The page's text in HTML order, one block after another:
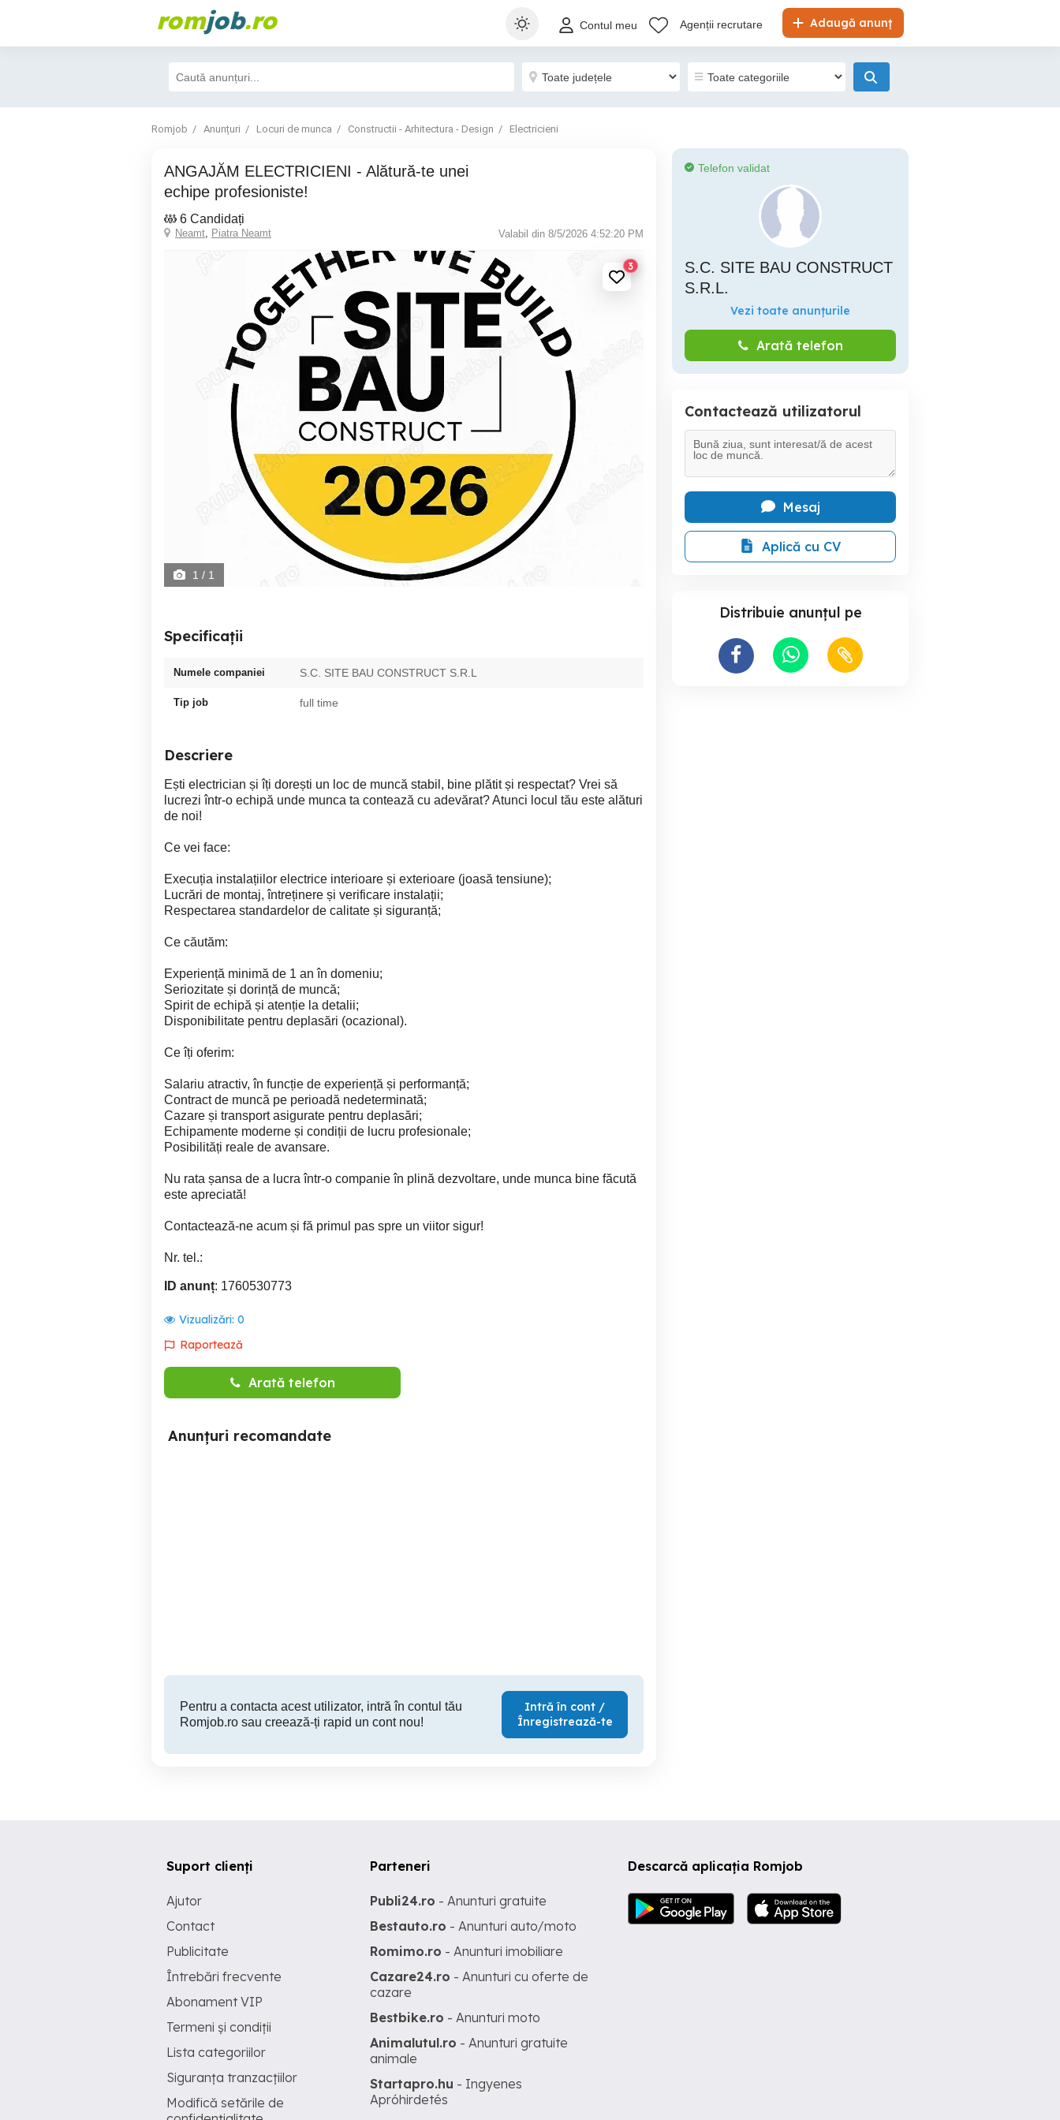
romjob.ro Adaugă anunț
Contul meu Agenții recrutare
Romjob Anunțuri Locuri de munca Constructii - Arhitectura - Design Electricieni
ANGAJĂM ELECTRICIENI - Alătură-te unei
echipe profesioniste!
6 Candidați
Neamt, Piatra Neamt Valabil din 8/5/2026 4:52:20 PM
3
1 / 1
Specificații
Numele companiei S.C. SITE BAU CONSTRUCT S.R.L
Tip job full time
Descriere
Ești electrician și îți dorești un loc de muncă stabil, bine plătit și respectat? Vrei să
lucrezi într-o echipă unde munca ta contează cu adevărat? Atunci locul tău este alături
de noi!
Ce vei face:
Execuția instalațiilor electrice interioare și exterioare (joasă tensiune);
Lucrări de montaj, întreținere și verificare instalații;
Respectarea standardelor de calitate și siguranță;
Ce căutăm:
Experiență minimă de 1 an în domeniu;
Seriozitate și dorință de muncă;
Spirit de echipă și atenție la detalii;
Disponibilitate pentru deplasări (ocazional).
Ce îți oferim:
Salariu atractiv, în funcție de experiență și performanță;
Contract de muncă pe perioadă nedeterminată;
Cazare și transport asigurate pentru deplasări;
Echipamente moderne și condiții de lucru profesionale;
Posibilități reale de avansare.
Nu rata șansa de a lucra într-o companie în plină dezvoltare, unde munca bine făcută
este apreciată!
Contactează-ne acum și fă primul pas spre un viitor sigur!
Nr. tel.:
ID anunț: 1760530773
Vizualizări: 0
Raportează
Arată telefon
Anunțuri recomandate
Pentru a contacta acest utilizator, intră în contul tău
Romjob.ro sau creează-ți rapid un cont nou!
Intră în cont /
Înregistrează-te
Telefon validat
S.C. SITE BAU CONSTRUCT
S.R.L.
Vezi toate anunțurile
Arată telefon
Contactează utilizatorul
Mesaj
Aplică cu CV
Distribuie anunțul pe
Descarcă aplicația Romjob
Suport clienți
Ajutor
Contact
Publicitate
Întrebări frecvente
Abonament VIP
Termeni și condiții
Lista categoriilor
Siguranța tranzacțiilor
Modifică setările de
Parteneri
Publi24.ro - Anunturi gratuite
Bestauto.ro - Anunturi auto/moto
Romimo.ro - Anunturi imobiliare
Cazare24.ro - Anunturi cu oferte de
cazare
Bestbike.ro - Anunturi moto
Animalutul.ro - Anunturi gratuite
animale
Startapro.hu - Ingyenes
Apróhirdetés